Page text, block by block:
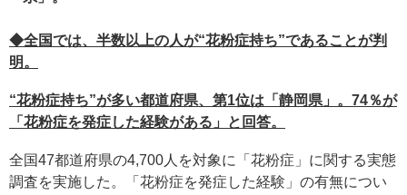
◆全国では、半数以上の人が“花粉症持ち”であることが判
明。
“花粉症持ち”が多い都道府県、第1位は「静岡県」。74％が
「花粉症を発症した経験がある」と回答。
全国47都道府県の4,700人を対象に「花粉症」に関する実態
調査を実施した。「花粉症を発症した経験」の有無につい